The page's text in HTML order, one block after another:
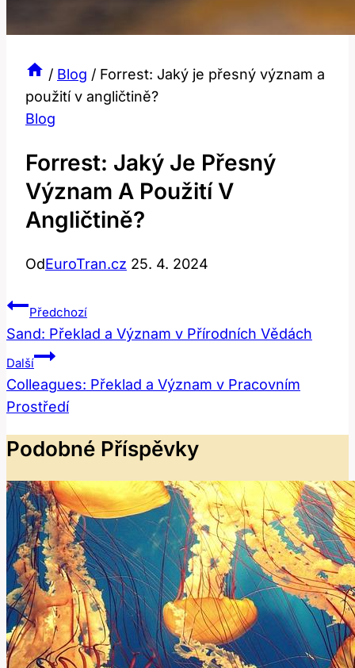
/ Blog / Forrest: Jaký je přesný význam a
použití v angličtině?
Blog
Forrest: Jaký Je Přesný
Význam A Použití V
Angličtině?
OdEuroTran.cz 25. 4. 2024
Navigace
Pro
Příspěvek
Předchozí
Sand: Překlad a Význam v Přírodních Vědách
Další
Colleagues: Překlad a Význam v Pracovním
Prostředí
Podobné Příspěvky